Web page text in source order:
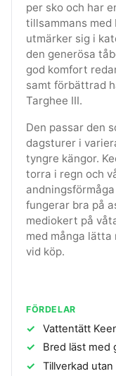
per sko och har
tillsammans med
utmärker sig i
den generösa
god komfort
samt förbättrad
Targhee III.
Den passar den
dagsturer i
tyngre kängor.
torra i regn och
fungerar bra på
mediokert på
med många
vid köp.
FÖRDELAR
Vattentätt
Bred läst med
Tillverkad